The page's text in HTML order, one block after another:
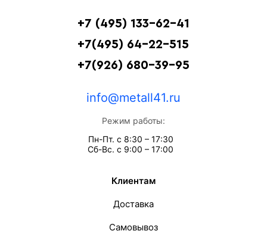
+7 (495) 133-62-41
+7(495) 64-22-515
+7(926) 680-39-95
info@metall41.ru
Режим работы:
Пн-Пт. с 8:30 – 17:30
Сб-Вс. с 9:00 – 17:00
Клиентам
Доставка
Самовывоз